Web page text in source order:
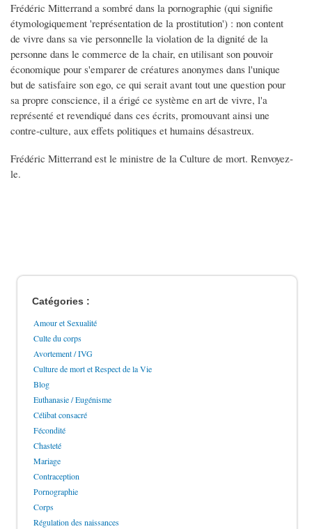
Frédéric Mitterrand a sombré dans la pornographie (qui signifie
étymologiquement 'représentation de la prostitution') : non content
de vivre dans sa vie personnelle la violation de la dignité de la
personne dans le commerce de la chair, en utilisant son pouvoir
économique pour s'emparer de créatures anonymes dans l'unique
but de satisfaire son ego, ce qui serait avant tout une question pour
sa propre conscience, il a érigé ce système en art de vivre, l'a
représenté et revendiqué dans ces écrits, promouvant ainsi une
contre-culture, aux effets politiques et humains désastreux.
Frédéric Mitterrand est le ministre de la Culture de mort. Renvoyez-
le.
Catégories :
Amour et Sexualité
Culte du corps
Avortement / IVG
Culture de mort et Respect de la Vie
Blog
Euthanasie / Eugénisme
Célibat consacré
Fécondité
Chasteté
Mariage
Contraception
Pornographie
Corps
Régulation des naissances